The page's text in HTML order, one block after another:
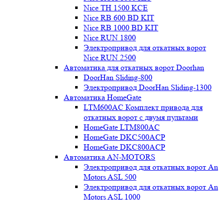
Nice TH 1500 KCE
Nice RB 600 BD KIT
Nice RB 1000 BD KIT
Nice RUN 1800
Электропривод для откатных ворот
Nice RUN 2500
Автоматика для откатных ворот Doorhan
DoorHan Sliding-800
Электропривод DoorHan Sliding-1300
Автоматика HomeGate
LTM600AC Комплект привода для
откатных ворот с двумя пультами
HomeGate LTM800AC
HomeGate DKC500ACP
HomeGate DKC800ACP
Автоматика AN-MOTORS
Электропривод для откатных ворот An
Motors ASL 500
Электропривод для откатных ворот An
Motors ASL 1000